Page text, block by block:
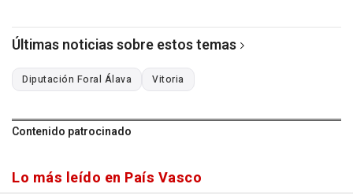
Últimas noticias sobre estos temas
Diputación Foral Álava Vitoria
Contenido patrocinado
Lo más leído en País Vasco